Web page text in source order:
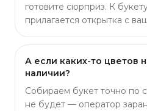
готовите сюрприз. К
прилагается открытка с
А если каких-то цветов
наличии?
Собираем букет точно по
не будет — оператор